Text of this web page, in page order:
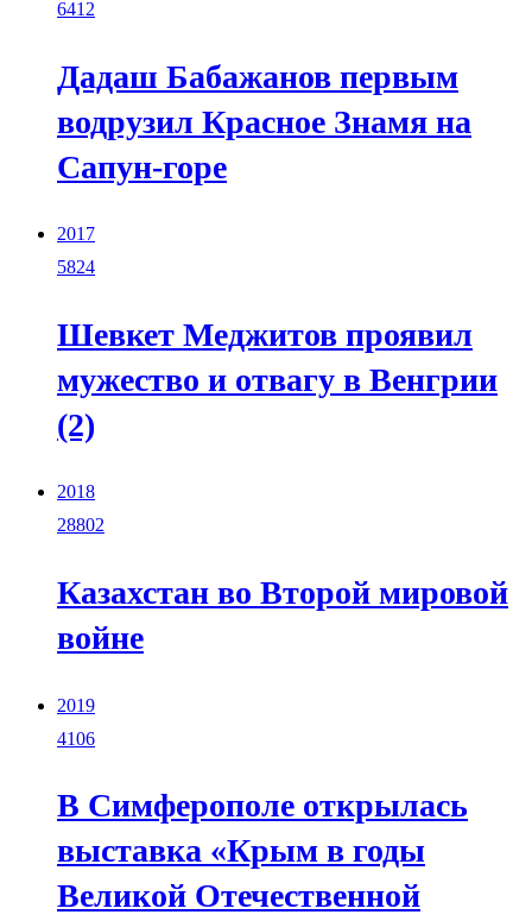
6412
Дадаш Бабажанов первым
водрузил Красное Знамя на
Сапун-горе
2017
5824
Шевкет Меджитов проявил
мужество и отвагу в Венгрии
(2)
2018
28802
Казахстан во Второй мировой
войне
2019
4106
В Симферополе открылась
выставка «Крым в годы
Великой Отечественной